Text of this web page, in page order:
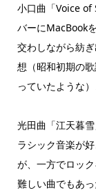
小口曲「Voice of
バーにMacBook
交わしながら紡
想（昭和初期の
っていたような
光田曲「江天暮
ラシック音楽が
が、一方でロッ
難しい曲でもあ